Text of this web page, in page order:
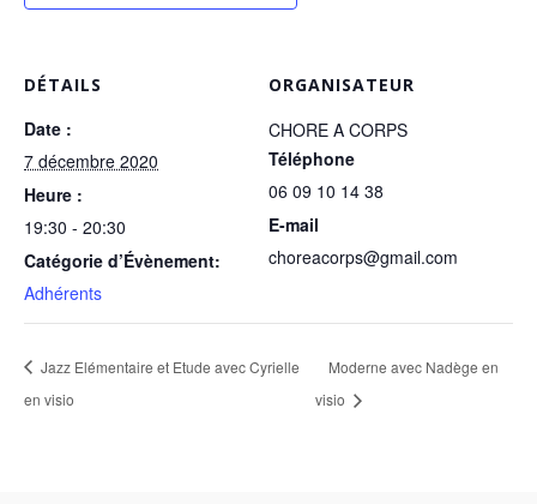
DÉTAILS
Date :
7 décembre 2020
Heure :
19:30 - 20:30
Catégorie d’Évènement:
Adhérents
ORGANISATEUR
CHORE A CORPS
Téléphone
06 09 10 14 38
E-mail
choreacorps@gmail.com
Jazz Elémentaire et Etude avec Cyrielle
en visio
Moderne avec Nadège en
visio